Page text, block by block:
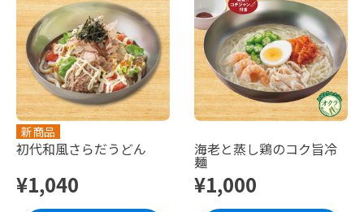
新商品
初代和風さらだうどん
¥1,040
海老と蒸し鶏のコク旨冷
麺
¥1,000